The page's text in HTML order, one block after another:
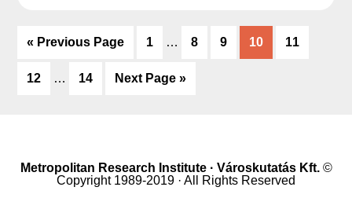
« Go
Previous Page
Go
page
1
Interim
omitted
…
Go
8
Go
9
Go
to
10
Go
11
Go
12
Interim
…
Go
14
Go
Next Page »
Metropolitan Research Institute · Városkutatás Kft.©
Copyright 1989-2019 · All Rights Reserved